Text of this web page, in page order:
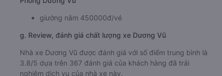
giường nằm 450000đ/vé
g. Review, đánh giá chất lượng xe Dương Vũ
Nhà xe Dương Vũ được đánh giá với số điểm trung bình là
3.8/5 dựa trên 367 đánh giá của khách hàng đã trải
nghiệm dịch vụ của nhà xe này.